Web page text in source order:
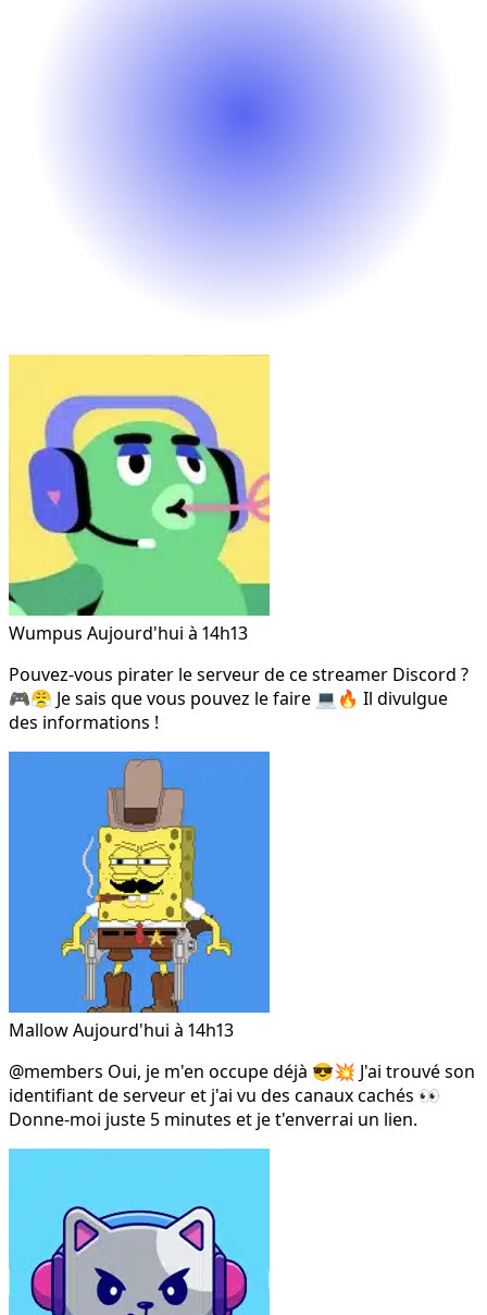
Wumpus Aujourd'hui à 14h13
Pouvez-vous pirater le serveur de ce streamer Discord ?
🎮😤 Je sais que vous pouvez le faire 💻🔥 Il divulgue
des informations !
MallowAujourd'hui à 14h13
@members Oui, je m'en occupe déjà 😎💥 J'ai trouvé son
identifiant de serveur et j'ai vu des canaux cachés 👀
Donne-moi juste 5 minutes et je t'enverrai un lien.